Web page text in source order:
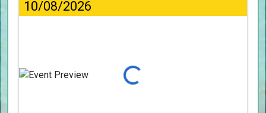
10/08/2026
Φόρτωση...